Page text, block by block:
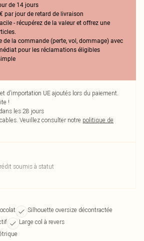
de 14 jours
par jour de retard de livraison
- récupérez de la valeur et offrez une
de la commande (perte, vol, dommage) avec
pour les réclamations éligibles
d’importation UE ajoutés lors du paiement.
!
les 28 jours
Veuillez consulter notre politique de
soumis à statut
Silhouette oversize décontractée
Large col à revers